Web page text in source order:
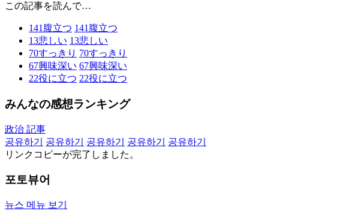
この記事を読んで…
141 腹立つ 141 腹立つ
13悲しい 13悲しい
70すっきり 70すっきり
67興味深い 67興味深い
22役に立つ 22役に立つ
みんなの感想ランキング
政治 記事
공유하기
공유하기 공유하기 공유하기
공유하기
リンクコピーが完了しました。
포토뷰어
뉴스 메뉴 보기